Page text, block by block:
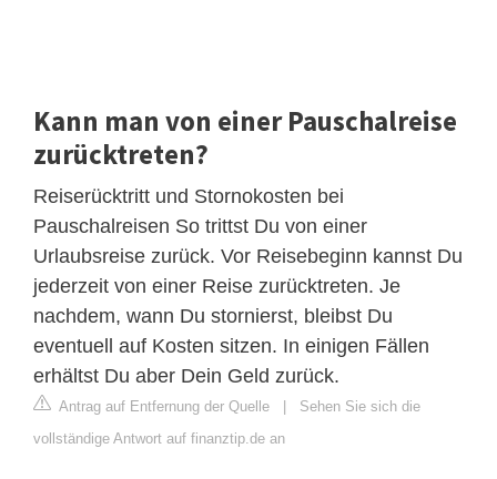
Kann man von einer Pauschalreise
zurücktreten?
Reiserücktritt und Stornokosten bei
Pauschalreisen So trittst Du von einer
Urlaubsreise zurück. Vor Reisebeginn kannst Du
jederzeit von einer Reise zurücktreten. Je
nachdem, wann Du stornierst, bleibst Du
eventuell auf Kosten sitzen. In einigen Fällen
erhältst Du aber Dein Geld zurück.
Antrag auf Entfernung der Quelle | Sehen Sie sich die
vollständige Antwort auf finanztip.de an